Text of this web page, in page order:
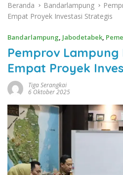
Beranda Bandarlampung
Empat Proyek Investasi Strategis
Bandarlampung, Jabodetabek,
Pemprov Lampung
Empat Proyek
Tiga Serangkai
6 Oktober 2025